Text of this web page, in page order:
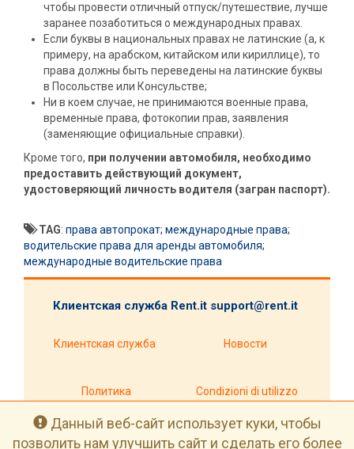
Данный веб-сайт использует куки, чтобы
позволить нам улучшить сайт и сделать его более
чтобы провести отличный отпуск/путешествие, лучше
заранее позаботиться о международных правах.
Если буквы в национальных правах не латинские (а, к
примеру, на арабском, китайском или кириллице), то
права должны быть переведены на латинские буквы
в Посольстве или Консульстве;
Ни в коем случае, не принимаются военные права,
временные права, фотокопии прав, заявления
(заменяющие официальные справки).
Кроме того, при получении автомобиля, необходимо
предоставить действующий документ,
удостоверяющий личность водителя (загран паспорт).
TAG: права автопрокат; международные права;
водительские права для аренды автомобиля;
международные водительские права
Клиентская служба Rent.it support@rent.it
Клиентская служба Новости
Политика
Condizioni di utilizzo